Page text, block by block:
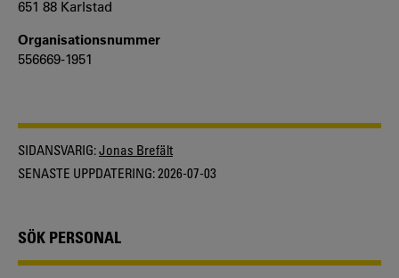
651 88 Karlstad
Organisationsnummer
556669-1951
SIDANSVARIG:Jonas Brefält
SENASTE UPPDATERING:2026-07-03
SÖK PERSONAL